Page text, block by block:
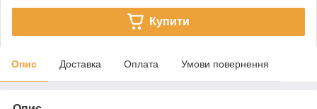
Купити
Опис Доставка Оплата Умови повернення